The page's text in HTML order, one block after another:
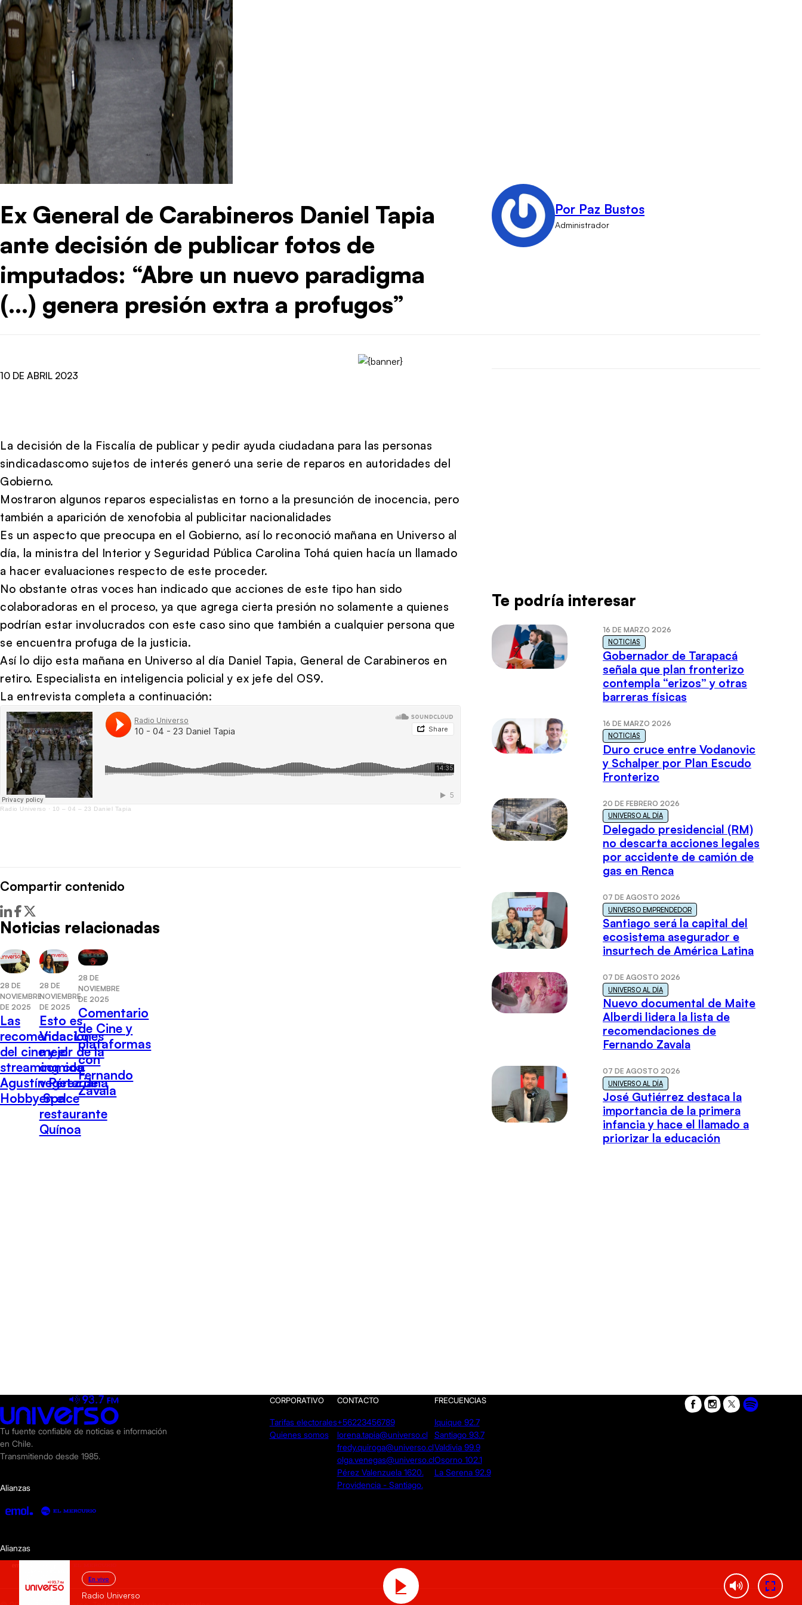
Ex General de Carabineros Daniel Tapia
ante decisión de publicar fotos de
imputados: “Abre un nuevo paradigma
(…) genera presión extra a profugos”
Por Paz Bustos
Administrador
10 DE ABRIL 2023
La decisión de la Fiscalía de publicar y pedir ayuda ciudadana para las personas
sindicadascomo sujetos de interés generó una serie de reparos en autoridades del
Gobierno.
Mostraron algunos reparos especialistas en torno a la presunción de inocencia, pero
también a aparición de xenofobia al publicitar nacionalidades
Es un aspecto que preocupa en el Gobierno, así lo reconoció mañana en Universo al
día, la ministra del Interior y Seguridad Pública Carolina Tohá quien hacía un llamado
a hacer evaluaciones respecto de este proceder.
No obstante otras voces han indicado que acciones de este tipo han sido
colaboradoras en el proceso, ya que agrega cierta presión no solamente a quienes
podrían estar involucrados con este caso sino que también a cualquier persona que
se encuentra profuga de la justicia.
Así lo dijo esta mañana en Universo al día Daniel Tapia, General de Carabineros en
retiro. Especialista en inteligencia policial y ex jefe del OS9.
La entrevista completa a continuación:
Radio Universo · 10 – 04 – 23 Daniel Tapia
Compartir contenido
Noticias relacionadas
28 DE
NOVIEMBRE
DE 2025
Las
recomendaciones
del cine y el
streaming con
Agustín Pérez de
Hobby Space
28 DE
NOVIEMBRE
DE 2025
Esto es
Vida: Lo
mejor de la
comida
vegetariana
en el
restaurante
Quínoa
28 DE
NOVIEMBRE
DE 2025
Comentario
de Cine y
plataformas
con
Fernando
Zavala
Te podría interesar
16 DE MARZO 2026
NOTICIAS
Gobernador de Tarapacá
señala que plan fronterizo
contempla “erizos” y otras
barreras físicas
16 DE MARZO 2026
NOTICIAS
Duro cruce entre Vodanovic
y Schalper por Plan Escudo
Fronterizo
20 DE FEBRERO 2026
UNIVERSO AL DÍA
Delegado presidencial (RM)
no descarta acciones legales
por accidente de camión de
gas en Renca
07 DE AGOSTO 2026
UNIVERSO EMPRENDEDOR
Santiago será la capital del
ecosistema asegurador e
insurtech de América Latina
07 DE AGOSTO 2026
UNIVERSO AL DÍA
Nuevo documental de Maite
Alberdi lidera la lista de
recomendaciones de
Fernando Zavala
07 DE AGOSTO 2026
UNIVERSO AL DÍA
José Gutiérrez destaca la
importancia de la primera
infancia y hace el llamado a
priorizar la educación
En vivo
Radio Universo
Tu fuente confiable de noticias e información
en Chile.
Transmitiendo desde 1985.
Alianzas
CORPORATIVO
Tarifas electorales
Quienes somos
CONTACTO
+56223456789
lorena.tapia@universo.cl
fredy.quiroga@universo.cl
olga.venegas@universo.cl
Pérez Valenzuela 1620.
Providencia - Santiago.
FRECUENCIAS
Iquique 92.7
Santiago 93.7
Valdivia 99.9
Osorno 102.1
La Serena 92.9
Alianzas